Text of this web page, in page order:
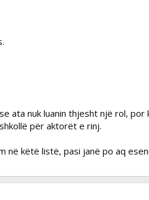
ata nuk luanin thjesht një rol, por
për aktorët e rinj.
në këtë listë, pasi janë po aq